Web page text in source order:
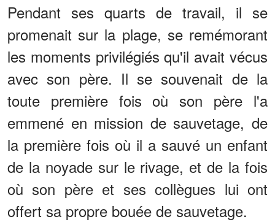
Pendant ses quarts de travail, il se
promenait sur la plage, se remémorant
les moments privilégiés qu'il avait vécus
avec son père. Il se souvenait de la
toute première fois où son père l'a
emmené en mission de sauvetage, de
la première fois où il a sauvé un enfant
de la noyade sur le rivage, et de la fois
où son père et ses collègues lui ont
offert sa propre bouée de sauvetage.